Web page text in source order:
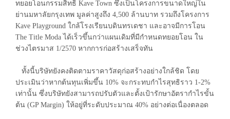
ทยอยโอนกรรมสิทธิ์ Kave Town ซึ่งเป็นโครงการขนาดใหญ่ใน
ย่านมหาลัยกรุงเทพ มูลค่าสูงถึง 4,500 ล้านบาท รวมถึงโครงการ
Kave Playground ใกล้โรงเรียนบดินทรเดชา และอาจมีการโอน
The Title Moda ได้เร็วขึ้นกว่าแผนเดิมที่มีกำหนดทยอยโอน ใน
ช่วงไตรมาส 1/2570 หากการก่อสร้างเสร็จทัน
ทั้งนี้บริษัทยังคงติดตามราคาวัสดุก่อสร้างอย่างใกล้ชิด โดย
ประเมินว่าหากต้นทุนเพิ่มขึ้น 10% จะกระทบกำไรสุทธิราว 1-2%
เท่านั้น ซึ่งบริษัทยังสามารถปรับตัวและตั้งเป้ารักษาอัตรากำไรขั้น
ต้น (GP Margin) ให้อยู่ที่ระดับประมาณ 40% อย่างต่อเนื่องตลอด